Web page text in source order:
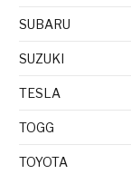
SUBARU
SUZUKI
TESLA
TOGG
TOYOTA